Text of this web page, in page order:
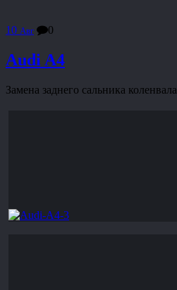
10 Авг 0
Audi A4
Замена заднего сальника коленвала